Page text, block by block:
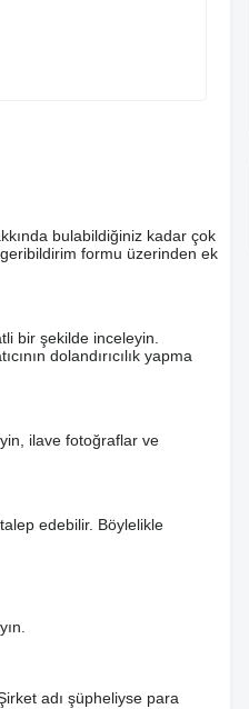
bulabildiğiniz kadar çok
formu üzerinden ek
bir şekilde inceleyin.
dolandırıcılık yapma
ilave fotoğraflar ve
talep edebilir. Böylelikle
adı şüpheliyse para